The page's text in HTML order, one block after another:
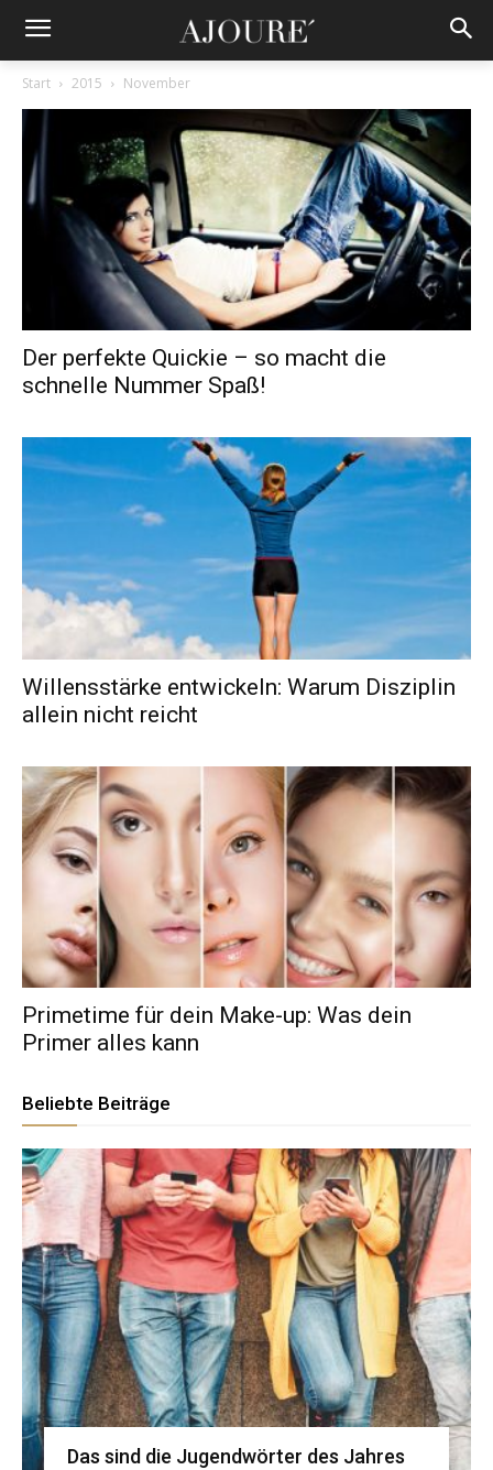
Start 2015 November
Der perfekte Quickie – so macht die
schnelle Nummer Spaß!
Willensstärke entwickeln: Warum Disziplin
allein nicht reicht
Primetime für dein Make-up: Was dein
Primer alles kann
Beliebte Beiträge
Das sind die Jugendwörter des Jahres